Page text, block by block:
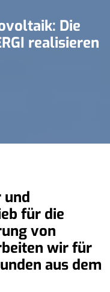
Die
realisieren
und
für die
von
wir für
aus dem